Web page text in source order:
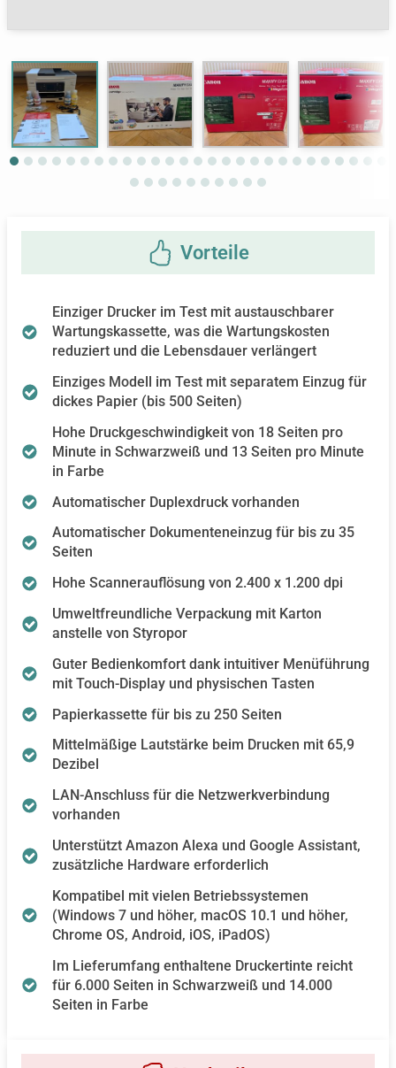
Next
Einziger Drucker im Test mit austauschbarer
Wartungskassette, was die Wartungskosten
reduziert und die Lebensdauer verlängert
Einziges Modell im Test mit separatem Einzug für
dickes Papier (bis 500 Seiten)
Hohe Druckgeschwindigkeit von 18 Seiten pro
Minute in Schwarzweiß und 13 Seiten pro Minute
in Farbe
Automatischer Duplexdruck vorhanden
Automatischer Dokumenteneinzug für bis zu 35
Seiten
Hohe Scannerauflösung von 2.400 x 1.200 dpi
Umweltfreundliche Verpackung mit Karton
anstelle von Styropor
Guter Bedienkomfort dank intuitiver Menüführung
mit Touch-Display und physischen Tasten
Papierkassette für bis zu 250 Seiten
Mittelmäßige Lautstärke beim Drucken mit 65,9
Dezibel
LAN-Anschluss für die Netzwerkverbindung
vorhanden
Unterstützt Amazon Alexa und Google Assistant,
zusätzliche Hardware erforderlich
Kompatibel mit vielen Betriebssystemen
(Windows 7 und höher, macOS 10.1 und höher,
Chrome OS, Android, iOS, iPadOS)
Im Lieferumfang enthaltene Druckertinte reicht
für 6.000 Seiten in Schwarzweiß und 14.000
Seiten in Farbe